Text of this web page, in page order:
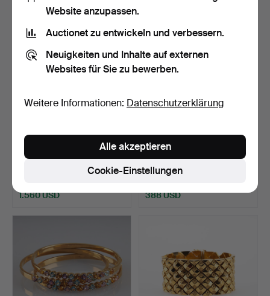
GOLDARMBAND, 18 Karat
Gold, Uno A Erre, It…
Beendet 23. Jun 2022
1.560 USD
BJÖRN WECKSTRÖM.
ARMBAND, Katarakt,
Silber…
Beendet 18. Jun 2022
388 USD
Website anzupassen.
Auctionet zu entwickeln und verbessern.
Neuigkeiten und Inhalte auf externen
Websites für Sie zu bewerben.
Weitere Informationen: Datenschutzerklärung
Cookie-Einstellungen
Alle akzeptieren